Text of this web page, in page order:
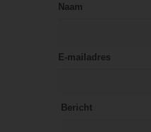
Naam
E-mailadres
Bericht